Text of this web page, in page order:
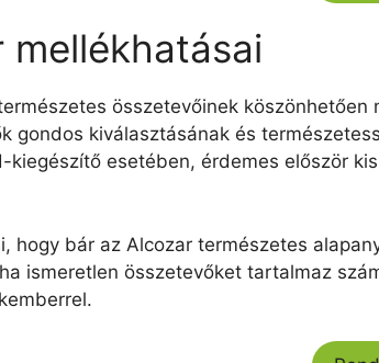
mellékhatásai
összetevőinek
gondos kiválasztásának és
kiegészítő esetében, érdemes először
hogy bár az Alcozar természetes
ismeretlen összetevőket tartalmaz